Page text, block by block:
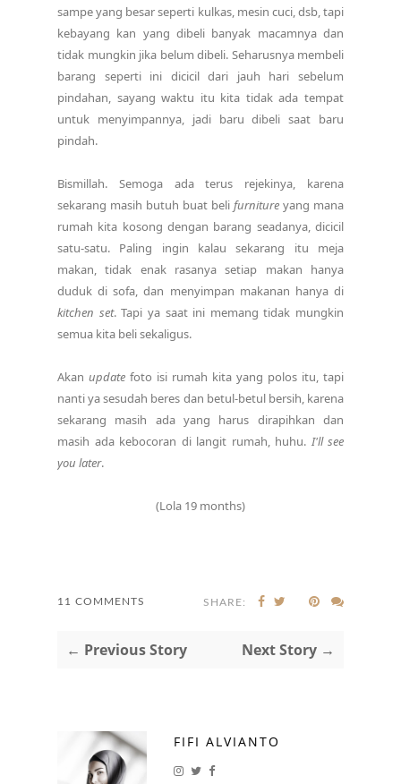
sampe yang besar seperti kulkas, mesin cuci, dsb, tapi
kebayang kan yang dibeli banyak macamnya dan
tidak mungkin jika belum dibeli. Seharusnya membeli
barang seperti ini dicicil dari jauh hari sebelum
pindahan, sayang waktu itu kita tidak ada tempat
untuk menyimpannya, jadi baru dibeli saat baru
pindah.
Bismillah. Semoga ada terus rejekinya, karena
sekarang masih butuh buat beli furniture yang mana
rumah kita kosong dengan barang seadanya, dicicil
satu-satu. Paling ingin kalau sekarang itu meja
makan, tidak enak rasanya setiap makan hanya
duduk di sofa, dan menyimpan makanan hanya di
kitchen set. Tapi ya saat ini memang tidak mungkin
semua kita beli sekaligus.
Akan update foto isi rumah kita yang polos itu, tapi
nanti ya sesudah beres dan betul-betul bersih, karena
sekarang masih ada yang harus dirapihkan dan
masih ada kebocoran di langit rumah, huhu. I'll see
you later.
(Lola 19 months)
11 COMMENTS SHARE:
← Previous Story Next Story →
FIFI ALVIANTO